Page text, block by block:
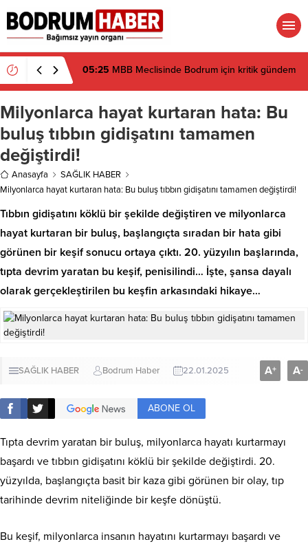
05:25 MBB Meclisinde Bodrum için kritik gündem
Milyonlarca hayat kurtaran hata: Bu
buluş tıbbın gidişatını tamamen
değiştirdi!
Anasayfa
SAĞLIK HABER
Milyonlarca hayat kurtaran hata: Bu buluş tıbbın gidişatını tamamen değiştirdi!
Tıbbın gidişatını köklü bir şekilde değiştiren ve milyonlarca
hayat kurtaran bir buluş, başlangıçta sıradan bir hata gibi
görünen bir keşif sonucu ortaya çıktı. 20. yüzyılın başlarında,
tıpta devrim yaratan bu keşif, penisilindi… İşte, şansa dayalı
olarak gerçekleştirilen bu keşfin arkasındaki hikaye…
SAĞLIK HABER Bodrum Haber 22.01.2025 A+ A-
ABONE OL
Tıpta devrim yaratan bir buluş, milyonlarca hayatı kurtarmayı
başardı ve tıbbın gidişatını köklü bir şekilde değiştirdi. 20.
yüzyılda, başlangıçta basit bir kaza gibi görünen bir olay, tıp
tarihinde devrim niteliğinde bir keşfe dönüştü.
Bu keşif, milyonlarca insanın hayatını kurtarmayı başardı ve